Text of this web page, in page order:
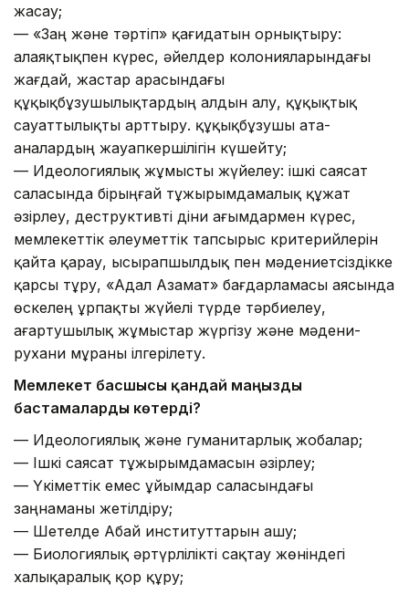
жасау;
— «Заң және тәртіп» қағидатын орнықтыру:
алаяқтықпен күрес, әйелдер колонияларындағы
жағдай, жастар арасындағы
құқықбұзушылықтардың алдын алу, құқықтық
сауаттылықты арттыру. құқықбұзушы ата-
аналардың жауапкершілігін күшейту;
— Идеологиялық жұмысты жүйелеу: ішкі саясат
саласында бірыңғай тұжырымдамалық құжат
әзірлеу, деструктивті діни ағымдармен күрес,
мемлекеттік әлеуметтік тапсырыс критерийлерін
қайта қарау, ысырапшылдық пен мәдениетсіздікке
қарсы тұру, «Адал Азамат» бағдарламасы аясында
өскелең ұрпақты жүйелі түрде тәрбиелеу,
ағартушылық жұмыстар жүргізу және мәдени-
рухани мұраны ілгерілету.
Мемлекет басшысы қандай маңызды
бастамаларды көтерді?
— Идеологиялық және гуманитарлық жобалар;
— Ішкі саясат тұжырымдамасын әзірлеу;
— Үкіметтік емес ұйымдар саласындағы
заңнаманы жетілдіру;
— Шетелде Абай институттарын ашу;
— Биологиялық әртүрлілікті сақтау жөніндегі
халықаралық қор құру;